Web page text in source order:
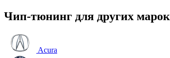
Чип-тюнинг для других марок
Acura